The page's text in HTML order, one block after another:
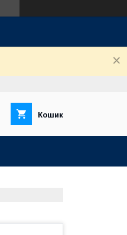
Кошик